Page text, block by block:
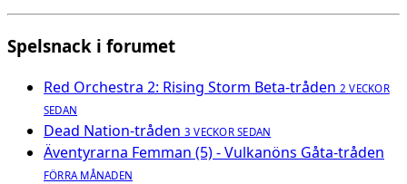
Spelsnack i forumet
Red Orchestra 2: Rising Storm Beta-tråden 2 VECKOR
SEDAN
Dead Nation-tråden 3 VECKOR SEDAN
Äventyrarna Femman (5) - Vulkanöns Gåta-tråden
FÖRRA MÅNADEN